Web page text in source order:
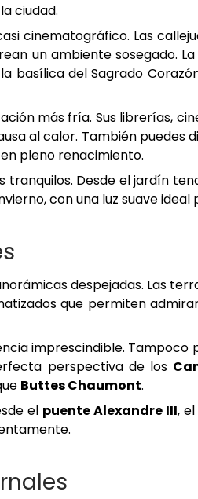
ciudad.
cinematográfico. Las
un ambiente sosegado.
basílica del Sagrado
más fría. Sus librerías,
al calor. También puedes
pleno renacimiento.
tranquilos. Desde el jardín
con una luz suave
despejadas. Las
que permiten
imprescindible. Tampoco
perspectiva de los
Buttes Chaumont.
el puente Alexandre III,